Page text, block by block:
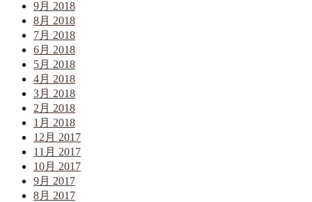
9月 2018
8月 2018
7月 2018
6月 2018
5月 2018
4月 2018
3月 2018
2月 2018
1月 2018
12月 2017
11月 2017
10月 2017
9月 2017
8月 2017